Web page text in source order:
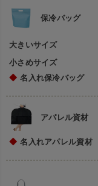
保冷バッグ
大きいサイズ
小さめサイズ
◆ 名入れ保冷バッグ
アパレル資材
◆ 名入れアパレル資材